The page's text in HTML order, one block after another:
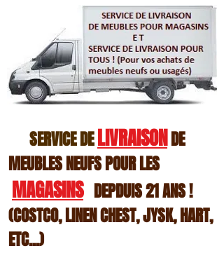
SERVICE DELIVRAISONDE
MEUBLES NEUFS POUR LES
MAGASINS DEPDUIS 21 ANS !
(COSTCO, LINEN CHEST, JYSK, HART,
ETC...)